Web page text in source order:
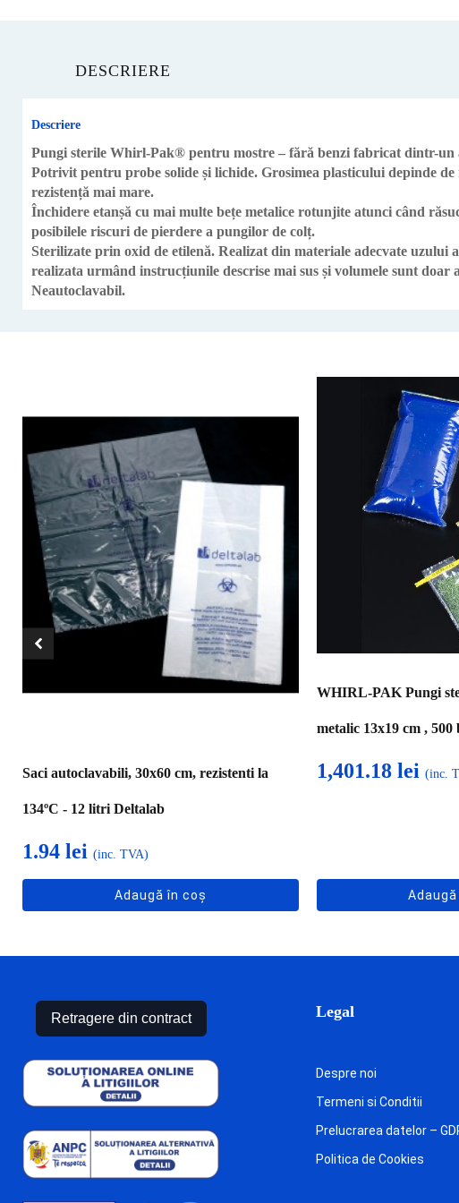
DESCRIERE
Descriere
Pungi sterile Whirl-Pak® pentru mostre – fără benzi fabricat dintr-un
Potrivit pentru probe solide și lichide. Grosimea plasticului depinde
rezistență mai mare.
Închidere etanșă cu mai multe bețe metalice rotunjite atunci când
posibilele riscuri de pierdere a pungilor de colț.
Sterilizate prin oxid de etilenă. Realizat din materiale adecvate
realizata urmând instrucțiunile descrise mai sus și volumele sunt
Neautoclavabil.
Saci autoclavabili, 30x60 cm, rezistenti la
134ºC - 12 litri Deltalab
1.94 lei (inc. TVA)
Adaugă în coș
WHIRL-PAK Pungi
metalic 13x19 cm , 500
1,401.18 lei (inc.
Retragere din contract Legal
Despre noi
Termeni si Conditii
Prelucrarea datelor –
Politica de Cookies